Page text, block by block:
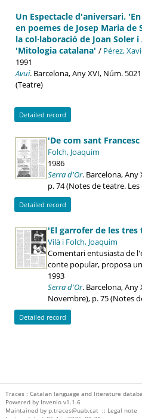
Un Espectacle d'aniversari.
en poemes de Josep Maria de
la col·laboració de Joan Soler
'Mitologia catalana' / Pérez,
1991
Avui. Barcelona, Any XVI, Núm.
(Teatre)
Detailed record
'De com sant
Folch, Joaquim
1986
Serra d'Or. Barcelona, Any
p. 74 (Notes de teatre.
Detailed record
'El garrofer de les
Vilà i Folch, Joaquim
Comentari entusiasta de
conte popular, proposa
1993
Serra d'Or. Barcelona, Any
Novembre), p. 75 (Notes
Detailed record
Traces : Catalan language and literature
Powered by Inveniov1.1.6
Maintained by p.traces@uab.cat:: Legal note